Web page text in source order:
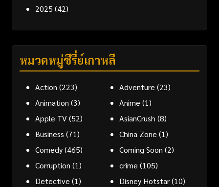
2025 (42)
หมวดหมู่ซีรี่ย์เกาหลี
Action (223) Adventure (23)
Animation (3) Anime (1)
Apple TV(52) AsianCrush (8)
Business (71) China Zone (1)
Comedy(465) Coming Soon (2)
Corruption (1) crime (105)
Detective (1) Disney Hotstar(10)